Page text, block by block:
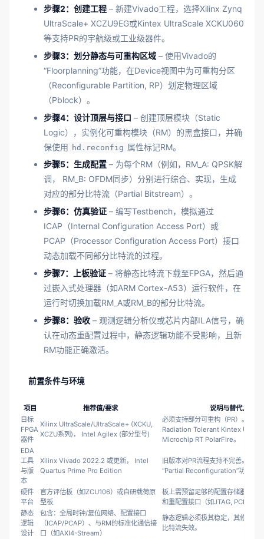
步骤2：创建工程 – 新建Vivado工程，选择Xilinx Zynq
UltraScale+ XCZU9EG或Kintex UltraScale XCKU060
等支持PR的宇航级或工业级器件。
步骤3：划分静态与可重构区域 – 使用Vivado的
“Floorplanning”功能，在Device视图中为可重构分区
（Reconfigurable Partition, RP）划定物理区域
（Pblock）。
步骤4：设计顶层与接口 – 创建顶层模块（Static
Logic），实例化可重构模块（RM）的黑盒接口，并确
保使用 hd.reconfig 属性标记RM。
步骤5：生成配置 – 为每个RM（例如，RM_A: QPSK解
调， RM_B: OFDM同步）分别进行综合、实现，生成
对应的部分比特流（Partial Bitstream）。
步骤6：仿真验证 – 编写Testbench，模拟通过
ICAP（Internal Configuration Access Port）或
PCAP（Processor Configuration Access Port）接口
动态加载不同部分比特流的过程。
步骤7：上板验证 – 将静态比特流下载至FPGA，然后通
过嵌入式处理器（如ARM Cortex-A53）运行软件，在
运行时切换加载RM_A或RM_B的部分比特流。
步骤8：验收 – 观测逻辑分析仪或芯片内部ILA信号，确
认在动态重配置过程中，静态逻辑功能不受影响，且新
RM功能正确激活。
前置条件与环境
项目 推荐值/要求
说明与替代方案
目标
FPGA
器件
Xilinx UltraScale/UltraScale+ (XCKU,
XCZU系列)， Intel Agilex (部分型号)
必须支持部分可重构（PR）。宇
Radiation Tolerant Kintex
Microchip RT PolarFire。
EDA
工具
与版
本
Xilinx Vivado 2022.2 或更新， Intel
Quartus Prime Pro Edition
旧版本对PR流程支持不完善。
“Partial Reconfiguration”功能。
硬件
平台
官方评估板（如ZCU106）或自研载荷原
型板
板上需预留足够的配置存储器（如
和重配置接口（如JTAG, PCIe）。
静态
逻辑
设计
包含：全局时钟/复位网络、配置接口
（ICAP/PCAP）、与RM的标准化通信接
口（如AXI4-Stream）
静态逻辑必须极其稳定，其修改会
比特流失效。